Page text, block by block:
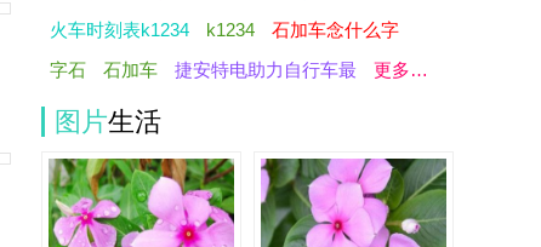
火车时刻表k1234
k1234
石加车念什么字
字石
石加车 捷安特电助力自行车最 更多…
图片生活